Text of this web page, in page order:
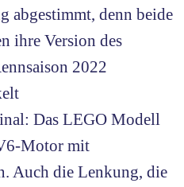
abgestimmt, denn beide
ihre Version des
2022
Das LEGO Modell
Motor mit
Auch die Lenkung, die